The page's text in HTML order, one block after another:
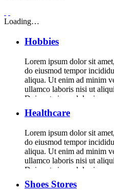
Loading…
Hobbies
Lorem ipsum dolor sit
do eiusmod tempor
aliqua. Ut enim ad minim
ullamco laboris nisi ut
Duis aute irure dolor in
ipsum dolor sit amet,
Healthcare
Lorem ipsum dolor sit
do eiusmod tempor
aliqua. Ut enim ad minim
ullamco laboris nisi ut
Duis aute irure dolor in
ipsum dolor sit amet,
Shoes Stores